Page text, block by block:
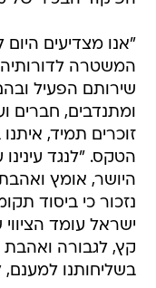
המשטרה
שירותם הפעיל
ומתנדבים, חברים
זוכרים תמיד,
הטקס. "לנגד
היושר, אומץ
נזכור כי ביסוד
ישראל עומד
קץ, לגבורה ואהבת
בשליחותנו למענם,